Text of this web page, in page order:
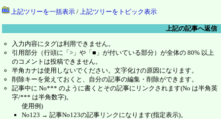
上記ツリーを一括表示 / 上記ツリーをトピック表示
上記の記事へ返信
入力内容にタグは利用できません。
引用部分（行頭に「>」や「■」が付いている部分）が全体の 80% 以上
のコメントは投稿できません。
半角カナは使用しないでください。文字化けの原因になります。
削除キーを覚えておくと、自分の記事の編集・削除ができます。
記事中に No*** のように書くとその記事にリンクされます(No は半角英
字/*** は半角数字)。
使用例)
No123 → 記事No123の記事リンクになります(指定表示)。